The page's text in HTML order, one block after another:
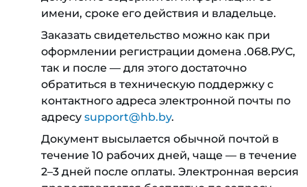
имени, сроке его действия и владельце.
Заказать свидетельство можно как при
оформлении регистрации домена .068.РУС,
так и после — для этого достаточно
обратиться в техническую поддержку с
контактного адреса электронной почты по
адресу support@hb.by.
Документ высылается обычной почтой в
течение 10 рабочих дней, чаще — в течение
2–3 дней после оплаты. Электронная версия